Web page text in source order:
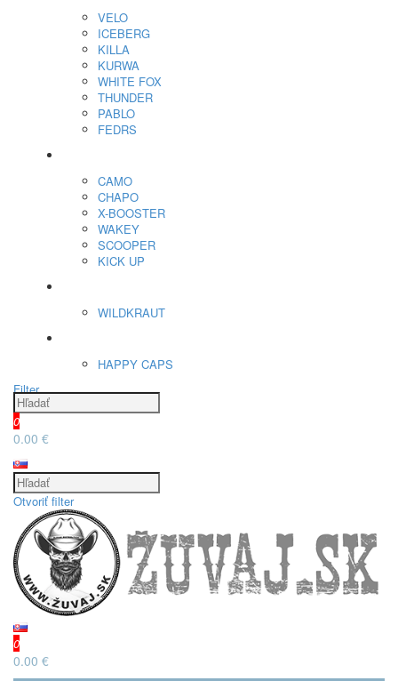
VELO
ICEBERG
KILLA
KURWA
WHITE FOX
THUNDER
PABLO
FEDRS
CAMO
CHAPO
X-BOOSTER
WAKEY
SCOOPER
KICK UP
WILDKRAUT
HAPPY CAPS
Filter
0
0.00 €
Otvoriť filter
0
0.00 €